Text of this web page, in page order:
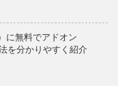
に無料でアドオン
を分かりやすく紹介